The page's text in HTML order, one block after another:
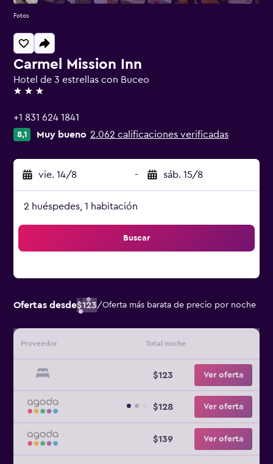
Carmel Mission Inn
Hotel de 3 estrellas con Buceo
3 estrellas
+1 831 624 1841
8,1 Muy bueno 2.062 calificaciones verificadas
vie. 14/8 - sáb. 15/8
2 huéspedes, 1 habitación
Buscar
Ofertas desde$123/Oferta más barata de precio por noche
Proveedor Total noche
$123 Ver oferta
$128 Ver oferta
$139 Ver oferta
Fotos